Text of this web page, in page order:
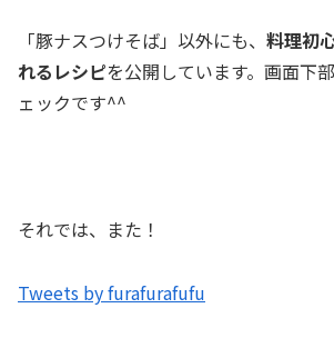
「豚ナスつけそば」以外にも、 料理初
れるレシピを公開しています。画面下
ェックです^^
それでは、また！
Tweets by furafurafufu